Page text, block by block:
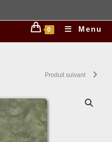
0 Menu
Produit suivant